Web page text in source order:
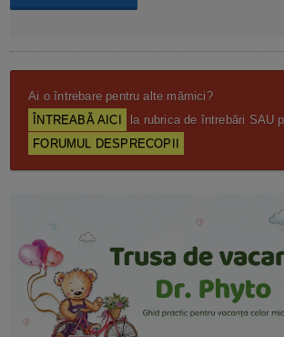
Ai o întrebare pentru alte mămici?
ÎNTREABĂ AICI
la rubrica de întrebări SAU
FORUMUL DESPRECOPII